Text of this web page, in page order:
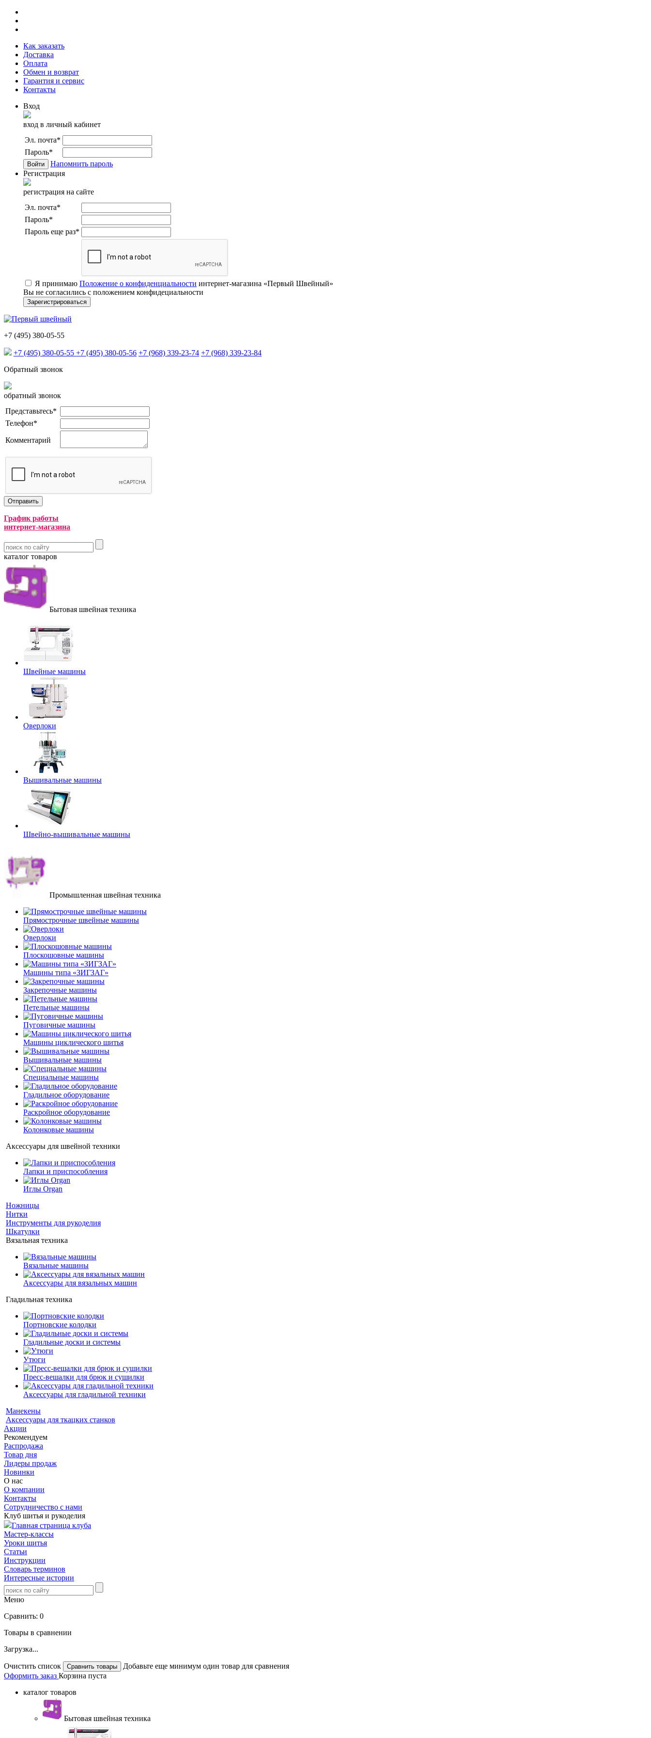
Как заказать
Доставка
Оплата
Обмен и возврат
Гарантия и сервис
Контакты
Вход
вход в личный кабинет
Эл. почта*
Пароль*
Напомнить пароль
Регистрация
регистрация на сайте
Эл. почта*
Пароль*
Пароль еще раз*
Я принимаю Положение о конфиденциальности интернет-магазина «Первый Швейный»
Вы не согласились с положением конфидециальности
+7 (495) 380-05-55
+7 (495) 380-05-55 +7 (495) 380-05-56 +7 (968) 339-23-74 +7 (968) 339-23-84
Обратный звонок
обратный звонок
Представьтесь*
Телефон*
Комментарий
График работы
интернет-магазина
каталог товаров
Бытовая швейная техника
Швейные машины
Оверлоки
Вышивальные машины
Швейно-вышивальные машины
Промышленная швейная техника
Прямострочные швейные машины
Оверлоки
Плоскошовные машины
Машины типа «ЗИГЗАГ»
Закрепочные машины
Петельные машины
Пуговичные машины
Машины циклического шитья
Вышивальные машины
Специальные машины
Гладильное оборудование
Раскройное оборудование
Колонковые машины
Аксессуары для швейной техники
Лапки и приспособления
Иглы Organ
Ножницы
Нитки
Инструменты для рукоделия
Шкатулки
Вязальная техника
Вязальные машины
Аксессуары для вязальных машин
Гладильная техника
Портновские колодки
Гладильные доски и системы
Утюги
Пресс-вешалки для брюк и сушилки
Аксессуары для гладильной техники
Манекены
Аксессуары для ткацких станков
Акции
Рекомендуем
Распродажа
Товар дня
Лидеры продаж
Новинки
О нас
О компании
Контакты
Сотрудничество с нами
Клуб шитья и рукоделия
Главная страница клуба
Мастер-классы
Уроки шитья
Статьи
Инструкции
Словарь терминов
Интересные истории
Меню
Сравнить: 0
Товары в сравнении
Загрузка...
Очистить список
Добавьте еще минимум один товар для сравнения
Оформить заказ Корзина пуста
каталог товаров
Бытовая швейная техника